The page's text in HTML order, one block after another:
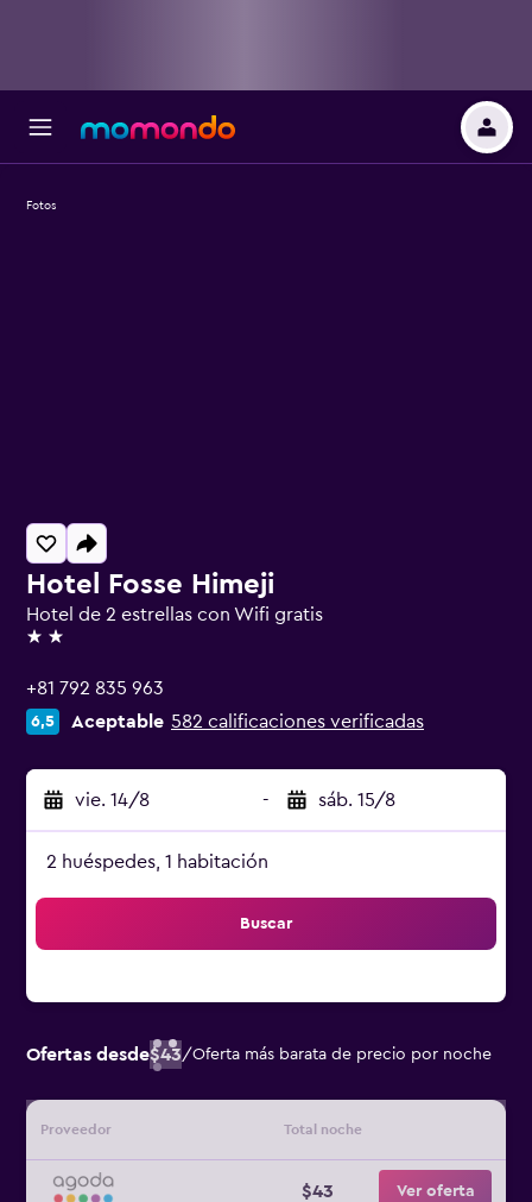
Hotel Fosse Himeji
Hotel de 2 estrellas con Wifi gratis
2 estrellas
+81 792 835 963
6,5 Aceptable 582 calificaciones verificadas
vie. 14/8 - sáb. 15/8
2 huéspedes, 1 habitación
Buscar
Ofertas desde$43/Oferta más barata de precio por noche
Proveedor Total noche
$43 Ver oferta
Fotos